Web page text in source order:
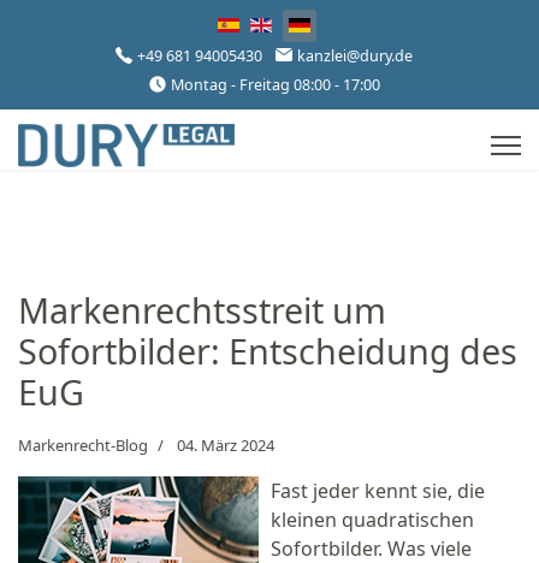
Sprache auswählen
+49 681 94005430
kanzlei@dury.de
Montag - Freitag 08:00 - 17:00
Markenrechtsstreit um
Sofortbilder: Entscheidung des
EuG
Markenrecht-Blog 04. März 2024
Fast jeder kennt sie, die
kleinen quadratischen
Sofortbilder. Was viele